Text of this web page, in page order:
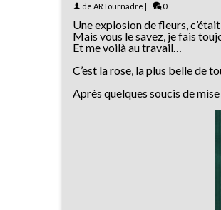
de ARTournadre | 0
Une explosion de fleurs,
Mais vous le savez, je fais
Et me voilà au travail…
C’est la rose, la plus belle de
Après quelques soucis de